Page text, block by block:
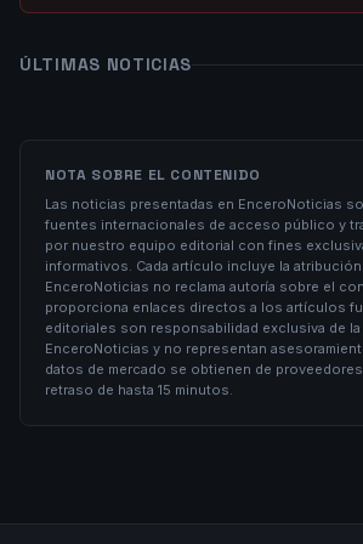
ÚLTIMAS NOTICIAS
NOTA SOBRE EL CONTENIDO
Las noticias presentadas en EnceroNoticias
fuentes internacionales de acceso público y
por nuestro equipo editorial con fines
informativos. Cada artículo incluye la
EnceroNoticias no reclama autoría sobre el
proporciona enlaces directos a los artículos
editoriales son responsabilidad exclusiva de
EnceroNoticias y no representan
datos de mercado se obtienen de
retraso de hasta 15 minutos.